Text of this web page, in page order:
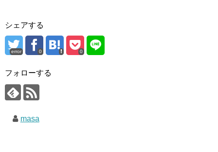
シェアする
error 0 0
フォローする
masa